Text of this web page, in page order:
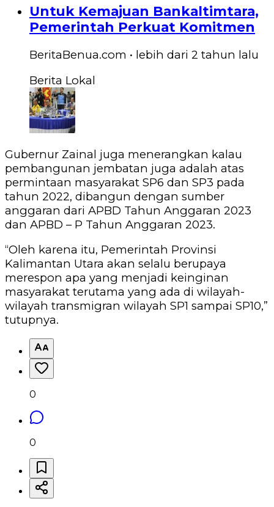
Untuk Kemajuan Bankaltimtara,
Pemerintah Perkuat Komitmen
BeritaBenua.com • lebih dari 2 tahun lalu
Berita Lokal
Gubernur Zainal juga menerangkan kalau
pembangunan jembatan juga adalah atas
permintaan masyarakat SP6 dan SP3 pada
tahun 2022, dibangun dengan sumber
anggaran dari APBD Tahun Anggaran 2023
dan APBD – P Tahun Anggaran 2023.
“Oleh karena itu, Pemerintah Provinsi
Kalimantan Utara akan selalu berupaya
merespon apa yang menjadi keinginan
masyarakat terutama yang ada di wilayah-
wilayah transmigran wilayah SP1 sampai SP10,”
tutupnya.
0
0